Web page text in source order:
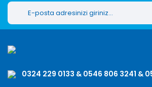
0324 229 0133 & 0546 806 3241 &